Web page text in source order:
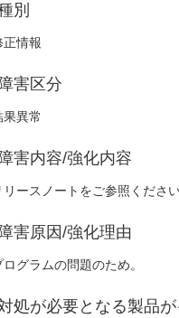
別
正情報
障害区分
果異常
障害内容/強化内容
リースノートをご参照くださ
障害原因/強化理由
ログラムの問題のため。
処が必要となる製品